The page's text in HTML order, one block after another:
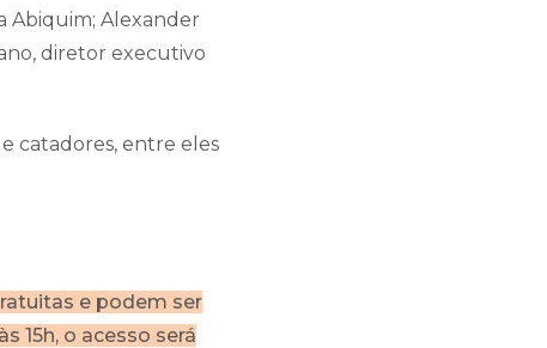
Abiquim; Alexander
diretor executivo
catadores, entre eles
e podem ser
15h, o acesso será